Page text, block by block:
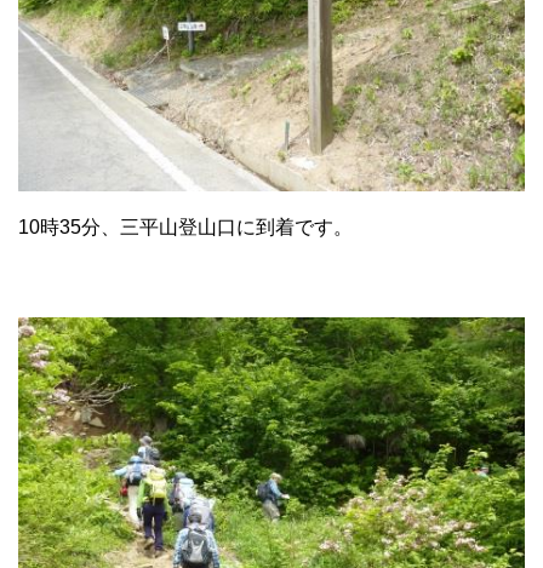
10時35分、三平山登山口に到着です。